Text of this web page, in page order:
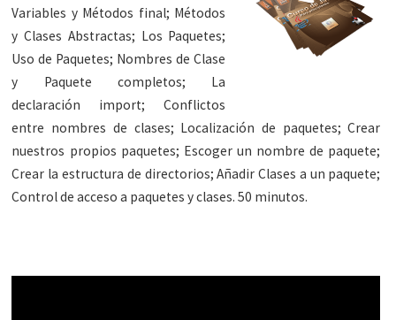
Variables y Métodos final; Métodos
y Clases Abstractas; Los Paquetes;
Uso de Paquetes; Nombres de Clase
y Paquete completos; La
declaración import; Conflictos
entre nombres de clases; Localización de paquetes; Crear
nuestros propios paquetes; Escoger un nombre de paquete;
Crear la estructura de directorios; Añadir Clases a un paquete;
Control de acceso a paquetes y clases. 50 minutos.